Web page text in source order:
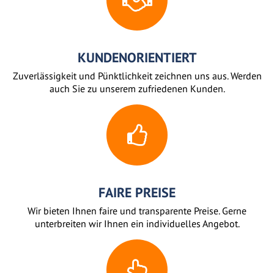
KUNDENORIENTIERT
Zuverlässigkeit und Pünktlichkeit zeichnen uns aus. Werden
auch Sie zu unserem zufriedenen Kunden.
FAIRE PREISE
Wir bieten Ihnen faire und transparente Preise. Gerne
unterbreiten wir Ihnen ein individuelles Angebot.